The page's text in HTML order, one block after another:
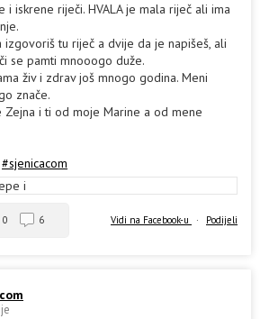
i iskrene riječi. HVALA je mala riječ ali ima
izgovoriš tu riječ a dvije da je napišeš, ali
se pamti mnooogo duže.
živ i zdrav još mnogo godina. Meni
znače.
Zejna i ti od moje Marine a od mene
#sjenicacom
Vidi na Facebook-u · Podijeli
0 6